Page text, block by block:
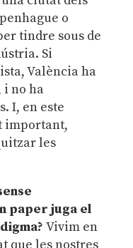
o
tindre sous de
Si
València ha
i no ha
I, en este
important,
les
paper juga el
Vivim en